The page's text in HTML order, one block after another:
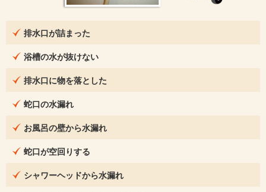
排水口が詰まった
浴槽の水が抜けない
排水口に物を落とした
蛇口の水漏れ
お風呂の壁から水漏れ
蛇口が空回りする
シャワーヘッドから水漏れ